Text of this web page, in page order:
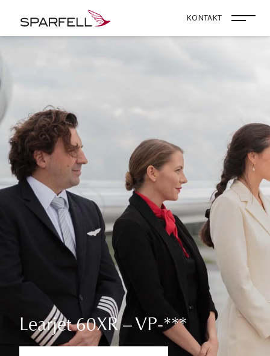
SPARFELL KONTAKT Menü
Learjet 60XR – VP-***